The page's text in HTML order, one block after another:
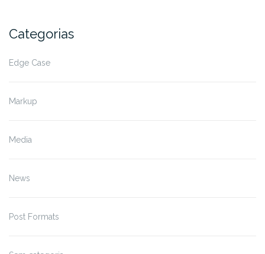
Categorias
Edge Case
Markup
Media
News
Post Formats